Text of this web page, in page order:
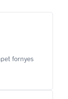
fornyes